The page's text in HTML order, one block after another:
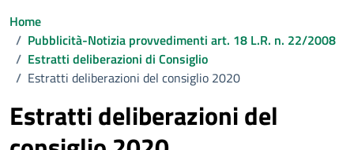
Home
/ Pubblicità-Notizia provvedimenti art. 18 L.R. n. 22/2008
/ Estratti deliberazioni di Consiglio
/ Estratti deliberazioni del consiglio 2020
Estratti deliberazioni del